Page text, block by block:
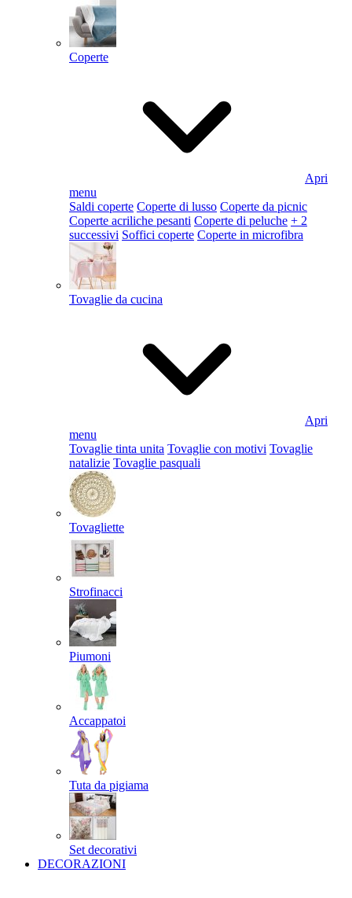
Coperte
Apri
menu
Saldi coperte Coperte di lusso Coperte da picnic
Coperte acriliche pesanti Coperte di peluche + 2
successivi Soffici coperte Coperte in microfibra
Tovaglie da cucina
Apri
menu
Tovaglie tinta unita Tovaglie con motivi Tovaglie
natalizie Tovaglie pasquali
Tovagliette
Strofinacci
Piumoni
Accappatoi
Tuta da pigiama
Set decorativi
DECORAZIONI